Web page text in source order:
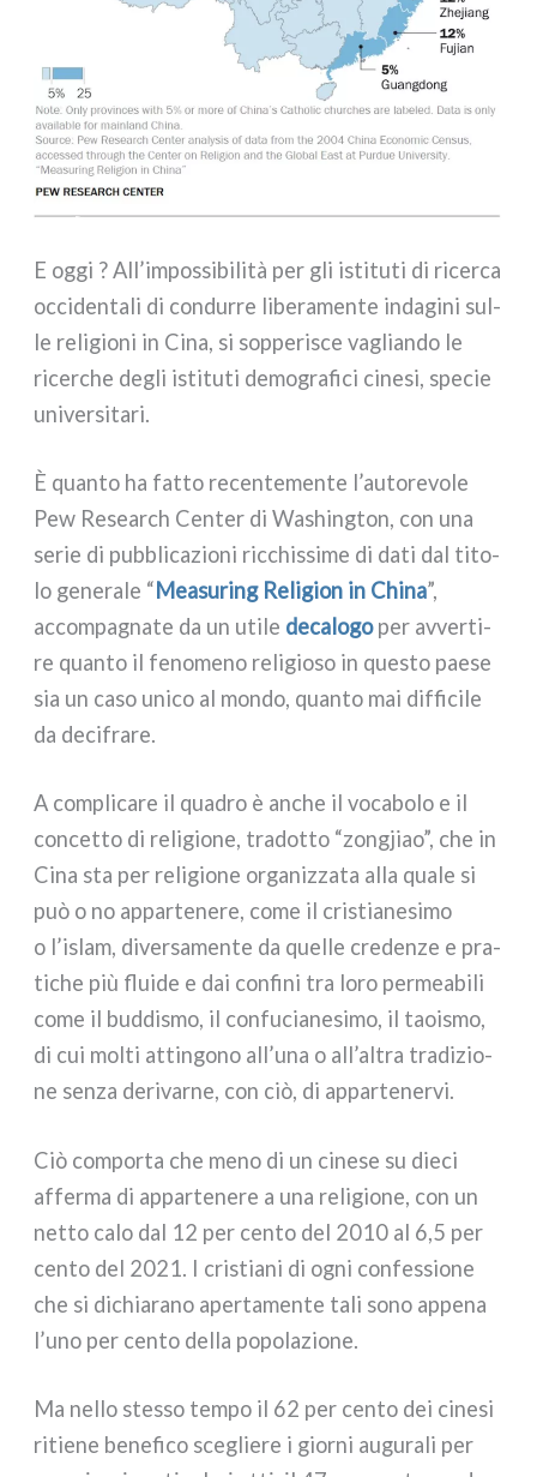
E oggi ? All’impossibilità per gli isti­tu­ti di ricer­ca
occi­den­ta­li di con­dur­re libe­ra­men­te inda­gi­ni sul­
le reli­gio­ni in Cina, si sop­pe­ri­sce vaglian­do le
ricer­che degli isti­tu­ti demo­gra­fi­ci cine­si, spe­cie
uni­ver­si­ta­ri.
È quan­to ha fat­to recen­te­men­te l’autorevole
Pew Research Center di Washington, con una
serie di pub­bli­ca­zio­ni ric­chis­si­me di dati dal tito­
lo gene­ra­le “Measuring Religion in China”,
accom­pa­gna­te da un uti­le deca­lo­goper avver­ti­
re quan­to il feno­me­no reli­gio­so in que­sto pae­se
sia un caso uni­co al mon­do, quan­to mai dif­fi­ci­le
da deci­fra­re.
A com­pli­ca­re il qua­dro è anche il voca­bo­lo e il
con­cet­to di reli­gio­ne, tra­dot­to “zon­g­jiao”, che in
Cina sta per reli­gio­ne orga­niz­za­ta alla qua­le si
può o no appar­te­ne­re, come il cri­stia­ne­si­mo
o l’islam, diver­sa­men­te da quel­le cre­den­ze e pra­
ti­che più flui­de e dai con­fi­ni tra loro per­mea­bi­li
come il bud­di­smo, il con­fu­cia­ne­si­mo, il taoi­smo,
di cui mol­ti attin­go­no all’una o all’altra tra­di­zio­
ne sen­za deri­var­ne, con ciò, di appar­te­ner­vi.
Ciò com­por­ta che meno di un cine­se su die­ci
affer­ma di appar­te­ne­re a una reli­gio­ne, con un
net­to calo dal 12 per cen­to del 2010 al 6,5 per
cen­to del 2021. I cri­stia­ni di ogni con­fes­sio­ne
che si dichia­ra­no aper­ta­men­te tali sono appe­na
l’uno per cen­to del­la popo­la­zio­ne.
Ma nel­lo stes­so tem­po il 62 per cen­to dei cine­si
ritie­ne bene­fi­co sce­glie­re i gior­ni augu­ra­li per